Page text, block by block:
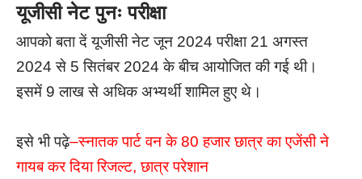
यूजीसी नेट पुनः परीक्षा
आपको बता दें यूजीसी नेट जून 2024 परीक्षा 21 अगस्त
2024 से 5 सितंबर 2024 के बीच आयोजित की गई थी।
इसमें 9 लाख से अधिक अभ्यर्थी शामिल हुए थे।
इसे भी पढ़े–स्नातक पार्ट वन के 80 हजार छात्र का एजेंसी ने
गायब कर दिया रिजल्ट, छात्र परेशान